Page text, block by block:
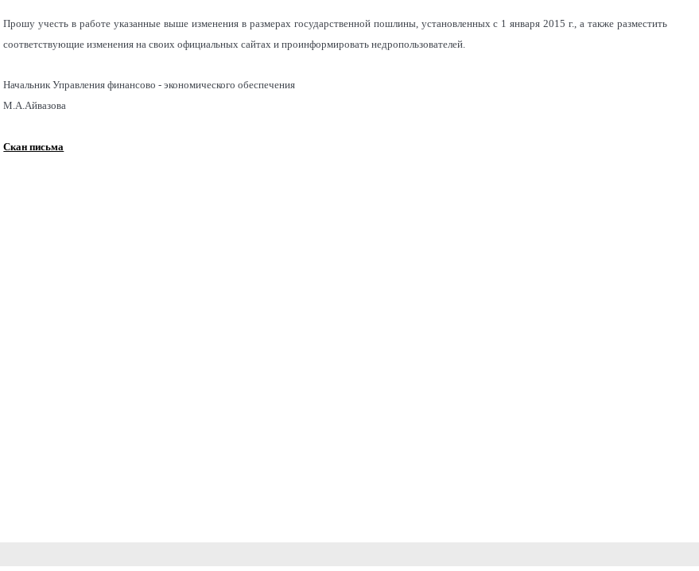
Прошу учесть в работе указанные выше изменения в размерах государственной пошлины, установленных с 1 января 2015 г., а также разместить
соответствующие изменения на своих официальных сайтах и проинформировать недропользователей.
Начальник Управления финансово - экономического обеспечения
М.А.Айвазова
Скан письма